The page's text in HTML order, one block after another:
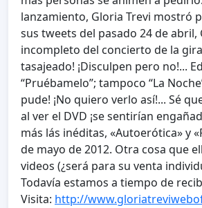
lanzamiento, Gloria Trevi mostró
sus tweets del pasado 24 de
incompleto del concierto de la
tasajeado! ¡Disculpen pero no!...
“Pruébamelo”; tampoco “La
pude! ¡No quiero verlo así!... Sé
al ver el DVD ¡se sentirían
más lás inéditas, «Autoerótica» y
de mayo de 2012. Otra cosa que
videos (¿será para su venta
Todavía estamos a tiempo de
Visita: http://